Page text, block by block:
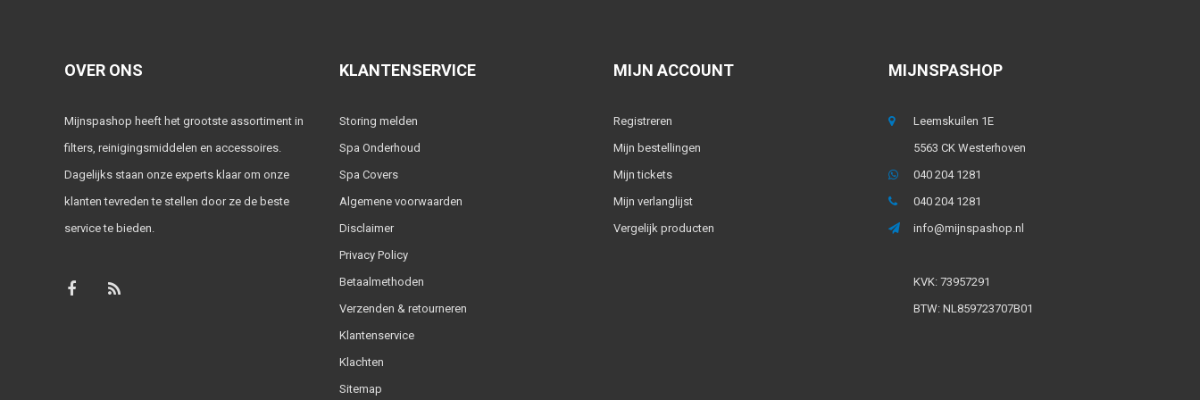
OVER ONS
Mijnspashop heeft het grootste assortiment in
filters, reinigingsmiddelen en accessoires.
Dagelijks staan onze experts klaar om onze
klanten tevreden te stellen door ze de beste
service te bieden.
KLANTENSERVICE
Storing melden
Spa Onderhoud
Spa Covers
Algemene voorwaarden
Disclaimer
Privacy Policy
Betaalmethoden
Verzenden & retourneren
Klantenservice
Klachten
Sitemap
MIJN ACCOUNT
Registreren
Mijn bestellingen
Mijn tickets
Mijn verlanglijst
Vergelijk producten
MIJNSPASHOP
Leemskuilen 1E
5563 CK Westerhoven
040 204 1281
040 204 1281
info@mijnspashop.nl
KVK: 73957291
BTW: NL859723707B01